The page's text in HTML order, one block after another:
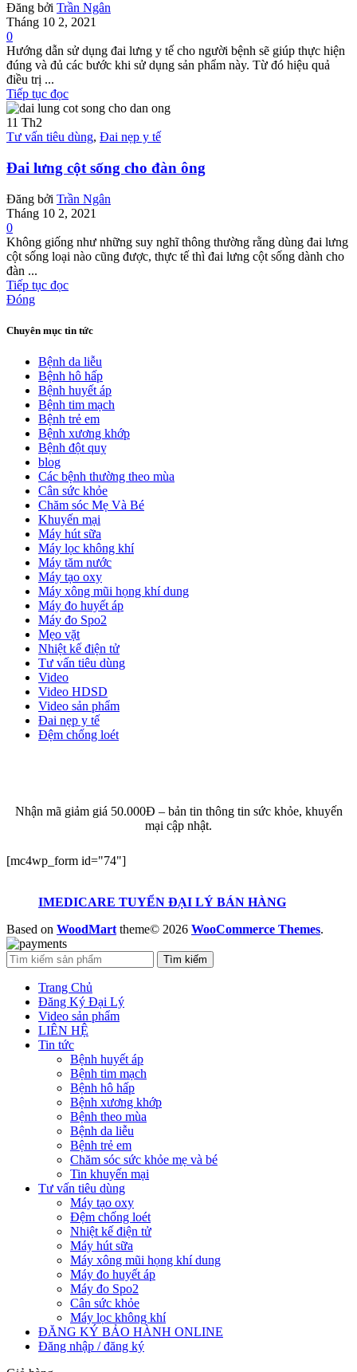
Đăng bởi Trần Ngân
Tháng 10 2, 2021
0
Hướng dẫn sử dụng đai lưng y tế cho người bệnh sẽ giúp thực hiện
đúng và đủ các bước khi sử dụng sản phẩm này. Từ đó hiệu quả
điều trị ...
Tiếp tục đọc
11 Th2
Tư vấn tiêu dùng, Đai nẹp y tế
Đai lưng cột sống cho đàn ông
Đăng bởi Trần Ngân
Tháng 10 2, 2021
0
Không giống như những suy nghĩ thông thường rằng dùng đai lưng
cột sống loại nào cũng được, thực tế thì đai lưng cột sống dành cho
đàn ...
Tiếp tục đọc
Đóng
Chuyên mục tin tức
Bệnh da liễu
Bệnh hô hấp
Bệnh huyết áp
Bệnh tim mạch
Bệnh trẻ em
Bệnh xương khớp
Bệnh đột quỵ
blog
Các bệnh thường theo mùa
Cân sức khỏe
Chăm sóc Mẹ Và Bé
Khuyến mại
Máy hút sữa
Máy lọc không khí
Máy tăm nước
Máy tạo oxy
Máy xông mũi họng khí dung
Máy đo huyết áp
Máy đo Spo2
Mẹo vặt
Nhiệt kế điện tử
Tư vấn tiêu dùng
Video
Video HDSD
Video sản phẩm
Đai nẹp y tế
Đệm chống loét
Nhận mã giảm giá 50.000Đ – bản tin thông tin sức khỏe, khuyến
mại cập nhật.
[mc4wp_form id="74"]
IMEDICARE TUYỂN ĐẠI LÝ BÁN HÀNG
Based on WoodMart theme© 2026 WooCommerce Themes.
Tìm kiếm
Trang Chủ
Đăng Ký Đại Lý
Video sản phẩm
LIÊN HỆ
Tin tức
Bệnh huyết áp
Bệnh tim mạch
Bệnh hô hấp
Bệnh xương khớp
Bệnh theo mùa
Bệnh da liễu
Bệnh trẻ em
Chăm sóc sức khỏe mẹ và bé
Tin khuyến mại
Tư vấn tiêu dùng
Máy tạo oxy
Đệm chống loét
Nhiệt kế điện tử
Máy hút sữa
Máy xông mũi họng khí dung
Máy đo huyết áp
Máy đo Spo2
Cân sức khỏe
Máy lọc không khí
ĐĂNG KÝ BẢO HÀNH ONLINE
Đăng nhập / đăng ký